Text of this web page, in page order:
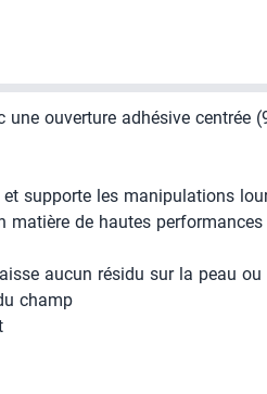
ouverture adhésive
supporte les manipulations
matière de hautes
aucun résidu sur la peau
champ